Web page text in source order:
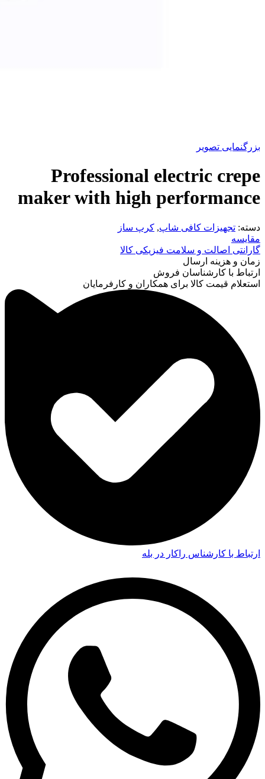
بزرگنمایی تصویر
Professional electric crepe
maker with high performance
دسته: تجهیزات کافی شاپ, کرپ ساز
مقایسه
گارانتی اصالت و سلامت فیزیکی کالا
زمان و هزینه ارسال
ارتباط با کارشناسان فروش
استعلام قیمت کالا برای همکاران و کارفرمایان
ارتباط با کارشناس راکار در بله